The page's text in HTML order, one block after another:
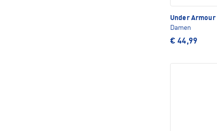
Under Armour
Damen
€ 44,99